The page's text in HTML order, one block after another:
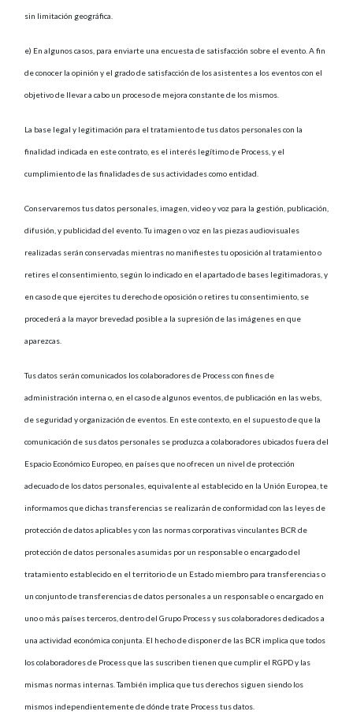
sin limitación geográfica.
e) En algunos casos, para enviarte una encuesta de satisfacción sobre el evento. A fin
de conocer la opinión y el grado de satisfacción de los asistentes a los eventos con el
objetivo de llevar a cabo un proceso de mejora constante de los mismos.
La base legal y legitimación para el tratamiento de tus datos personales con la
finalidad indicada en este contrato, es el interés legítimo de Process, y el
cumplimiento de las finalidades de sus actividades como entidad.
Conservaremos tus datos personales, imagen, video y voz para la gestión, publicación,
difusión, y publicidad del evento. Tu imagen o voz en las piezas audiovisuales
realizadas serán conservadas mientras no manifiestes tu oposición al tratamiento o
retires el consentimiento, según lo indicado en el apartado de bases legitimadoras, y
en caso de que ejercites tu derecho de oposición o retires tu consentimiento, se
procederá a la mayor brevedad posible a la supresión de las imágenes en que
aparezcas.
Tus datos serán comunicados los colaboradores de Process con fines de
administración interna o, en el caso de algunos eventos, de publicación en las webs,
de seguridad y organización de eventos. En este contexto, en el supuesto de que la
comunicación de sus datos personales se produzca a colaboradores ubicados fuera del
Espacio Económico Europeo, en países que no ofrecen un nivel de protección
adecuado de los datos personales, equivalente al establecido en la Unión Europea, te
informamos que dichas transferencias se realizarán de conformidad con las leyes de
protección de datos aplicables y con las normas corporativas vinculantes BCR de
protección de datos personales asumidas por un responsable o encargado del
tratamiento establecido en el territorio de un Estado miembro para transferencias o
un conjunto de transferencias de datos personales a un responsable o encargado en
uno o más países terceros, dentro del Grupo Process y sus colaboradores dedicados a
una actividad económica conjunta. El hecho de disponer de las BCR implica que todos
los colaboradores de Process que las suscriben tienen que cumplir el RGPD y las
mismas normas internas. También implica que tus derechos siguen siendo los
mismos independientemente de dónde trate Process tus datos.